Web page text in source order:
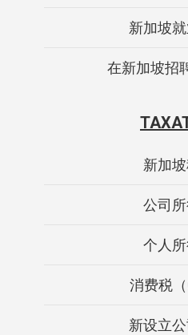
新加坡
在新加坡招
新加
公司
个人
消费税（
新设立